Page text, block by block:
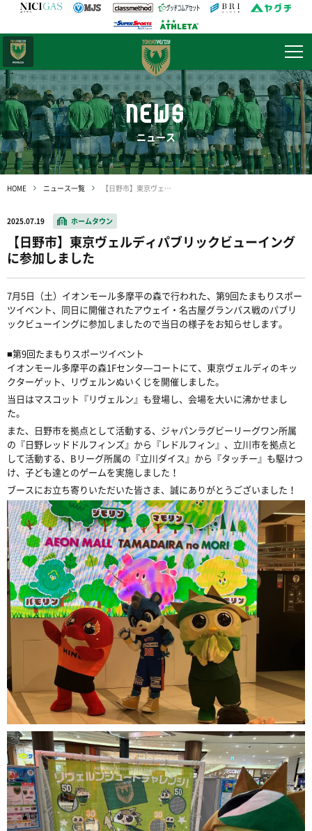
NEWS
ニュース
HOME ニュース一覧 【日野市】東京ヴェルディパブリックビューイングに参加しました
2025.07.19 ホームタウン
【日野市】東京ヴェルディパブリックビューイング
に参加しました
7月5日（土）イオンモール多摩平の森で行われた、第9回たまもりスポー
ツイベント、同日に開催されたアウェイ・名古屋グランパス戦のパブリ
ックビューイングに参加しましたので当日の様子をお知らせします。
■第9回たまもりスポーツイベント
イオンモール多摩平の森1Fセンタ―コートにて、東京ヴェルディのキッ
クターゲット、リヴェルンぬいくじを開催しました。
当日はマスコット『リヴェルン』も登場し、会場を大いに沸かせまし
た。
また、日野市を拠点として活動する、ジャパンラグビーリーグワン所属
の『日野レッドドルフィンズ』から『レドルフィン』、立川市を拠点と
して活動する、Bリーグ所属の『立川ダイス』から『タッチー』も駆けつ
け、子ども達とのゲームを実施しました！
ブースにお立ち寄りいただいた皆さま、誠にありがとうございました！